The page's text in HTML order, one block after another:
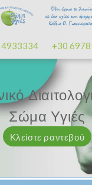
4933334 +30
διάθεση
Κλείστε ραντεβού
Σώμα Υγιές
Κλείστε ραντεβού
μας
Κλείστε ραντεβού
διάθεση
Κλείστε ραντεβού
Σώμα Υγιές
Κλείστε ραντεβού